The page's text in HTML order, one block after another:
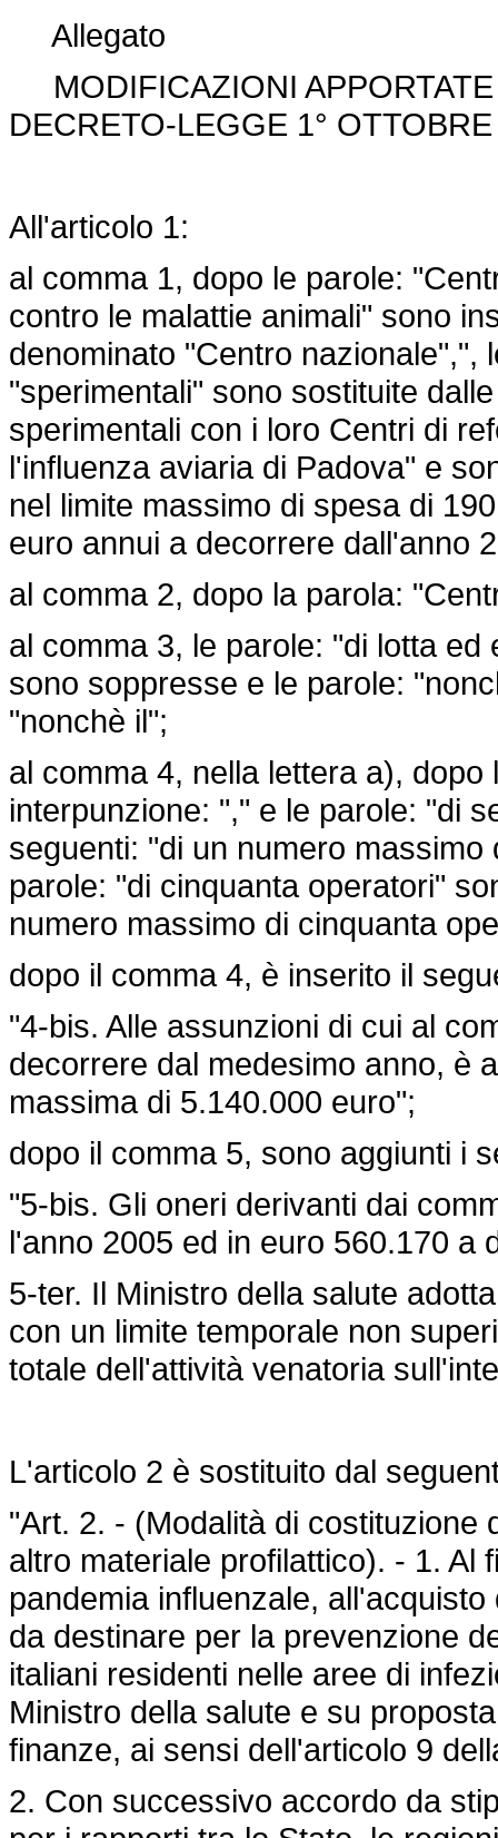
Allegato
MODIFICAZIONI
DECRETO-LEGGE 1°
All'articolo 1:
al comma 1, dopo le parole:
contro le malattie animali" sono
denominato "Centro nazionale",",
"sperimentali" sono sostituite
sperimentali con i loro Centri di
l'influenza aviaria di Padova" e
nel limite massimo di spesa di
euro annui a decorrere dall'anno
al comma 2, dopo la parola:
al comma 3, le parole: "di lotta
sono soppresse e le parole:
"nonchè il";
al comma 4, nella lettera a),
interpunzione: "," e le parole: "di
seguenti: "di un numero
parole: "di cinquanta operatori"
numero massimo di cinquanta
dopo il comma 4, è inserito il
"4-bis. Alle assunzioni di cui al
decorrere dal medesimo anno, è
massima di 5.140.000 euro";
dopo il comma 5, sono aggiunti i
"5-bis. Gli oneri derivanti dai
l'anno 2005 ed in euro 560.170 a
5-ter. Il Ministro della salute
con un limite temporale non
totale dell'attività venatoria
L'articolo 2 è sostituito dal
"Art. 2. - (Modalità di costituzione
altro materiale profilattico). - 1. Al
pandemia influenzale,
da destinare per la prevenzione
italiani residenti nelle aree di
Ministro della salute e su
finanze, ai sensi dell'articolo 9
2. Con successivo accordo da